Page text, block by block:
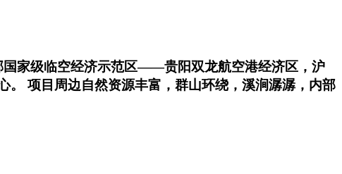
国家级临空经济示范区——贵阳双龙航空港经济区，沪
。 项目周边自然资源丰富，群山环绕，溪涧潺潺，内部